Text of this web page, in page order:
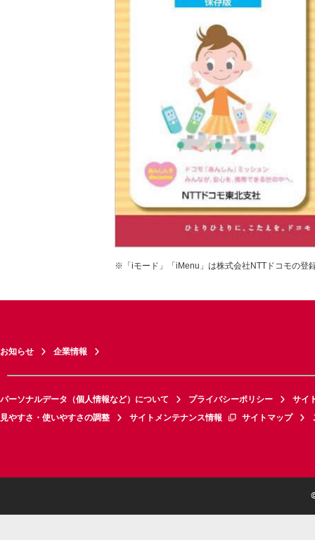
※「iモード」「iMenu」は株式会社NTTドコモの登
お知らせ 企業情報
パーソナルデータ（個人情報など）について プライバシーポリシー
サイ
見やすさ・使いやすさの調整
サイトメンテナンス情報 サイトマップ